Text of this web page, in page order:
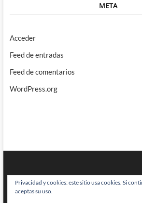
META
Acceder
Feed de entradas
Feed de comentarios
WordPress.org
Privacidad y cookies: este sitio usa cookies. Si
aceptas su uso.